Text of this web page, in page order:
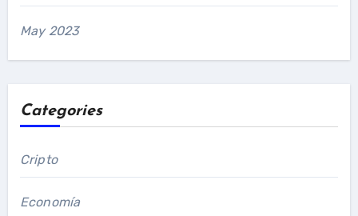
May 2023
Categories
Cripto
Economía